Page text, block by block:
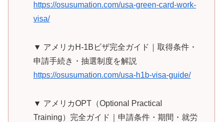
https://osusumation.com/usa-green-card-work-
visa/
▼ アメリカH-1Bビザ完全ガイド｜取得条件・
申請手続き・抽選制度を解説
https://osusumation.com/usa-h1b-visa-guide/
▼ アメリカOPT（Optional Practical
Training）完全ガイド｜申請条件・期間・就労